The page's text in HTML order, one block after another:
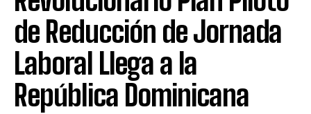
de Reducción de Jornada
Laboral Llega a la
República Dominicana